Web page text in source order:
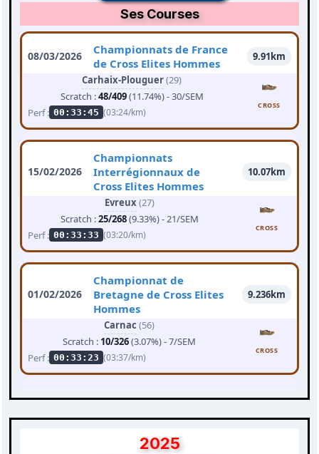
Ses Courses
08/03/2026
Championnats de France
de Cross Elites Hommes
9.91km
Carhaix-Plouguer(29)
Scratch :48/409(11.74%) - 30/SEM
Perf : 00:33:45 (03:24/km)
CROSS
15/02/2026
Championnats
Interrégionnaux de
Cross Elites Hommes
10.07km
Evreux(27)
Scratch :25/268(9.33%) - 21/SEM
Perf : 00:33:33 (03:20/km)
CROSS
01/02/2026
Championnat de
Bretagne de Cross Elites
Hommes
9.236km
Carnac (56)
Scratch : 10/326(3.07%) - 7/SEM
Perf : 00:33:23 (03:37/km)
CROSS
2025